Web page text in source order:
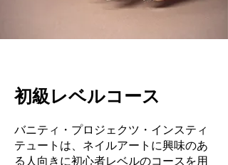
初級レベルコース
バニティ・プロジェクツ・インスティ
テュートは、ネイルアートに興味のあ
る人向きに初心者レベルのコースを用